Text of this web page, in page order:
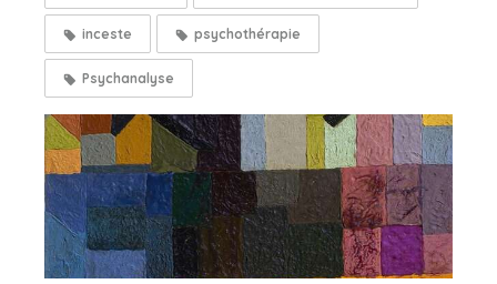
inceste psychothérapie
Psychanalyse